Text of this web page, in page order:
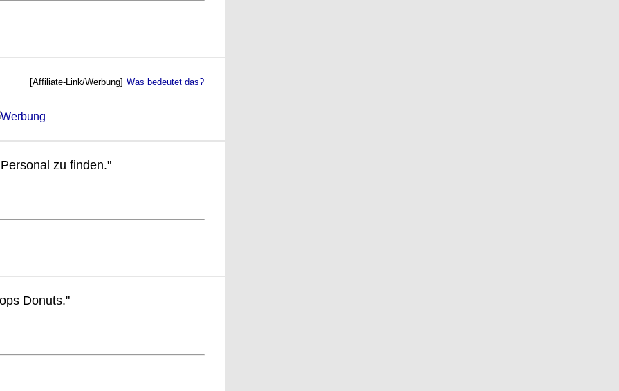
[Affiliate-Link/Werbung] Was bedeutet das?
zu finden."
Donuts."